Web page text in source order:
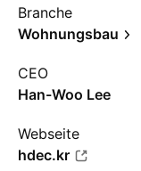
Branche
Wohnungsbau
CEO
Han-Woo Lee
Webseite
hdec.kr